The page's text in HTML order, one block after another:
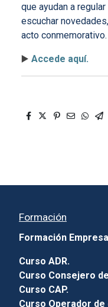
que ayudan a
escuchar
acto conmemorativo.
▶️ Accede aquí.
Formación
Formación
Curso ADR.
Curso Consejero
Curso CAP.
Curso Operador de